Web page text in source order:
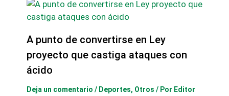
A punto de convertirse en Ley
proyecto que castiga ataques con
ácido
Deja un comentario / Deportes, Otros / Por Editor